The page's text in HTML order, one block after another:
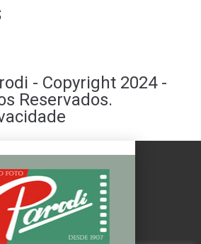
- Copyright 2024 -
Reservados.